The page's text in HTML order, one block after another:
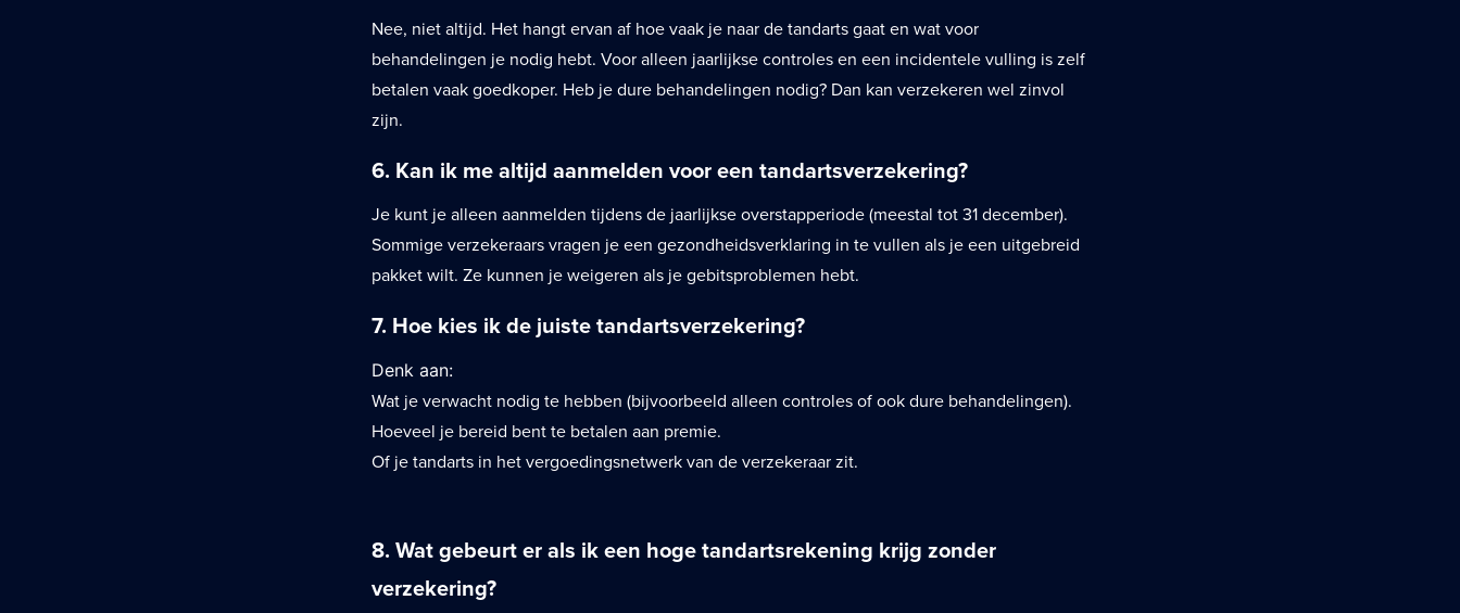
Nee, niet altijd. Het hangt ervan af hoe vaak je naar de tandarts gaat en wat voor
behandelingen je nodig hebt. Voor alleen jaarlijkse controles en een incidentele vulling is zelf
betalen vaak goedkoper. Heb je dure behandelingen nodig? Dan kan verzekeren wel zinvol
zijn.
6. Kan ik me altijd aanmelden voor een tandartsverzekering?
Je kunt je alleen aanmelden tijdens de jaarlijkse overstapperiode (meestal tot 31 december).
Sommige verzekeraars vragen je een gezondheidsverklaring in te vullen als je een uitgebreid
pakket wilt. Ze kunnen je weigeren als je gebitsproblemen hebt.
7. Hoe kies ik de juiste tandartsverzekering?
Denk aan:
Wat je verwacht nodig te hebben (bijvoorbeeld alleen controles of ook dure behandelingen).
Hoeveel je bereid bent te betalen aan premie.
Of je tandarts in het vergoedingsnetwerk van de verzekeraar zit.
8. Wat gebeurt er als ik een hoge tandartsrekening krijg zonder
verzekering?